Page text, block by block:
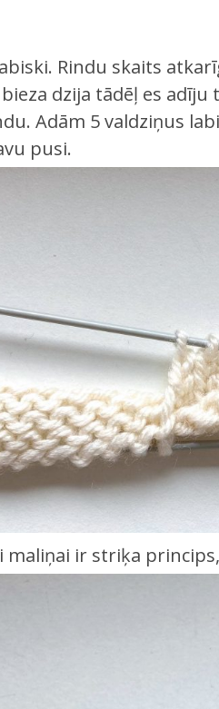
Rindu skaits
dzija tādēļ es adīju
Adām 5 valdziņus
pusi.
maliņai ir striķa